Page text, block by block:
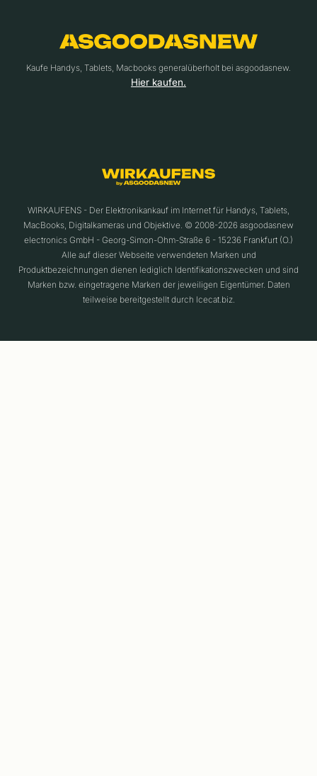
Kaufe Handys, Tablets, Macbooks generalüberholt bei asgoodasnew.
Hier kaufen.
WIRKAUFENS - Der Elektronikankauf im Internet für Handys, Tablets,
MacBooks, Digitalkameras und Objektive. © 2008-2026 asgoodasnew
electronics GmbH - Georg-Simon-Ohm-Straße 6 - 15236 Frankfurt (O.)
Alle auf dieser Webseite verwendeten Marken und
Produktbezeichnungen dienen lediglich Identifikationszwecken und sind
Marken bzw. eingetragene Marken der jeweiligen Eigentümer. Daten
teilweise bereitgestellt durch Icecat.biz.